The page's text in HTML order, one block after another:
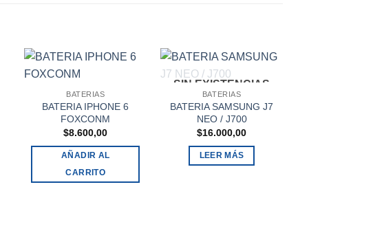
BATERIAS
BATERIA IPHONE 6
FOXCONM
$8.600,00
AÑADIR AL
CARRITO
SIN EXISTENCIAS
BATERIAS
BATERIA SAMSUNG J7
NEO / J700
$16.000,00
LEER MÁS